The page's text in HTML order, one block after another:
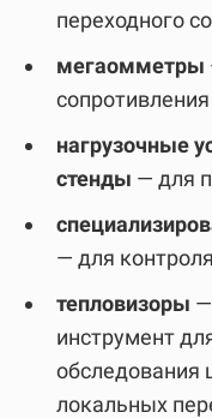
переходного
мегаомметры
нагрузочные
стенды — для
— для
тепловизоры
инструмент
обследования
локальных